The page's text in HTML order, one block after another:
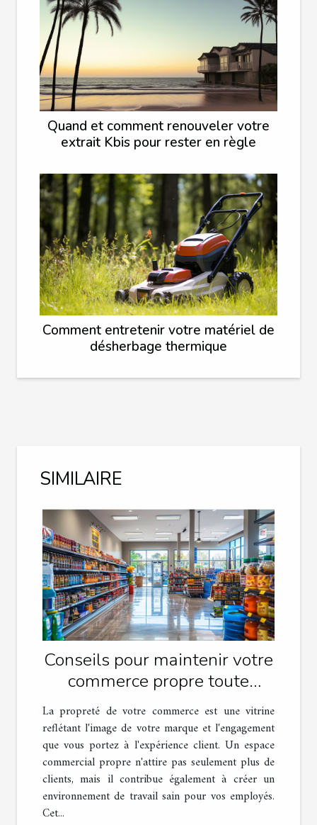
Quand et comment renouveler votre
extrait Kbis pour rester en règle
Comment entretenir votre matériel de
désherbage thermique
SIMILAIRE
Conseils pour maintenir votre
commerce propre toute
l'année
La propreté de votre commerce est une vitrine
reflétant l'image de votre marque et l'engagement
que vous portez à l'expérience client. Un espace
commercial propre n'attire pas seulement plus de
clients, mais il contribue également à créer un
environnement de travail sain pour vos employés.
Cet...